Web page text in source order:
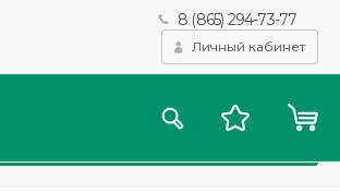
8 (865) 294-73-77
Личный кабинет
cookie и другие подобные технологии
с целью сбора статистики, повышения
и предоставления вам возможности
просмотра.Подробнее